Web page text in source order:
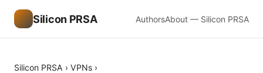
Silicon PRSA AuthorsAbout — Silicon PRSA
Silicon PRSA › VPNs ›